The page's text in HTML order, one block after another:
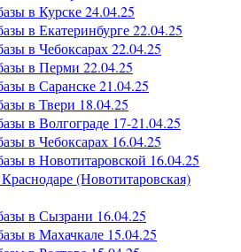
в Курске 24.04.25
в Екатеринбурге 22.04.25
в Чебоксарах 22.04.25
в Перми 22.04.25
в Саранске 21.04.25
в Твери 18.04.25
в Волгограде 17-21.04.25
в Чебоксарах 16.04.25
в Новотитаровской 16.04.25
(Новотитаровская)
в Сызрани 16.04.25
в Махачкале 15.04.25